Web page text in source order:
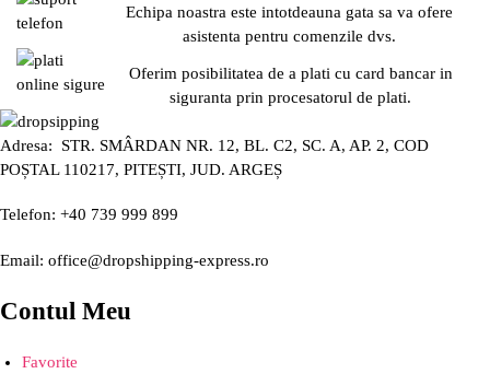
Echipa noastra este intotdeauna gata sa va ofere
asistenta pentru comenzile dvs.
Oferim posibilitatea de a plati cu card bancar in
siguranta prin procesatorul de plati.
Adresa: STR. SMÂRDAN NR. 12, BL. C2, SC. A, AP. 2, COD
POȘTAL 110217, PITEȘTI, JUD. ARGEȘ
Telefon: +40 739 999 899
Email: office@dropshipping-express.ro
Contul Meu
Favorite